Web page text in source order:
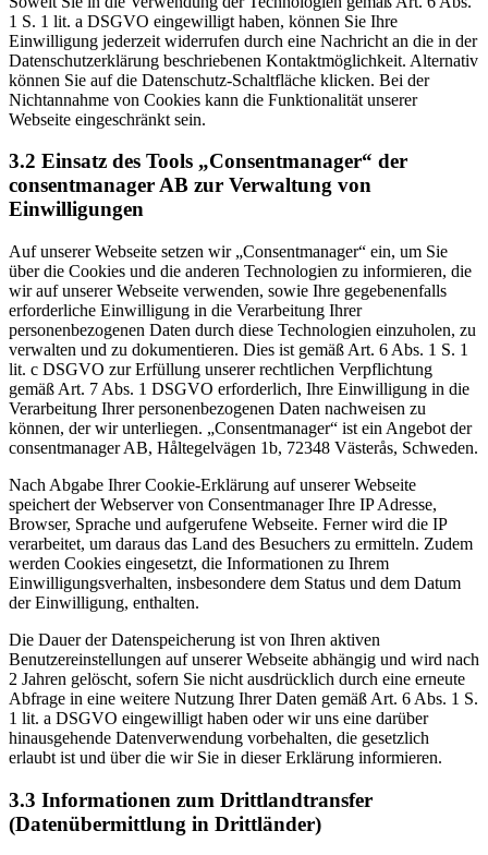
1 S. 1 lit. a DSGVO eingewilligt haben, können Sie Ihre
Einwilligung jederzeit widerrufen durch eine Nachricht an die in der
Datenschutzerklärung beschriebenen Kontaktmöglichkeit. Alternativ
können Sie auf die Datenschutz-Schaltfläche klicken. Bei der
Nichtannahme von Cookies kann die Funktionalität unserer
Webseite eingeschränkt sein.
3.2 Einsatz des Tools „Consentmanager“ der
consentmanager AB zur Verwaltung von
Einwilligungen
Auf unserer Webseite setzen wir „Consentmanager“ ein, um Sie
über die Cookies und die anderen Technologien zu informieren, die
wir auf unserer Webseite verwenden, sowie Ihre gegebenenfalls
erforderliche Einwilligung in die Verarbeitung Ihrer
personenbezogenen Daten durch diese Technologien einzuholen, zu
verwalten und zu dokumentieren. Dies ist gemäß Art. 6 Abs. 1 S. 1
lit. c DSGVO zur Erfüllung unserer rechtlichen Verpflichtung
gemäß Art. 7 Abs. 1 DSGVO erforderlich, Ihre Einwilligung in die
Verarbeitung Ihrer personenbezogenen Daten nachweisen zu
können, der wir unterliegen. „Consentmanager“ ist ein Angebot der
consentmanager AB, Håltegelvägen 1b, 72348 Västerås, Schweden.
Nach Abgabe Ihrer Cookie-Erklärung auf unserer Webseite
speichert der Webserver von Consentmanager Ihre IP Adresse,
Browser, Sprache und aufgerufene Webseite. Ferner wird die IP
verarbeitet, um daraus das Land des Besuchers zu ermitteln. Zudem
werden Cookies eingesetzt, die Informationen zu Ihrem
Einwilligungsverhalten, insbesondere dem Status und dem Datum
der Einwilligung, enthalten.
Die Dauer der Datenspeicherung ist von Ihren aktiven
Benutzereinstellungen auf unserer Webseite abhängig und wird nach
2 Jahren gelöscht, sofern Sie nicht ausdrücklich durch eine erneute
Abfrage in eine weitere Nutzung Ihrer Daten gemäß Art. 6 Abs. 1 S.
1 lit. a DSGVO eingewilligt haben oder wir uns eine darüber
hinausgehende Datenverwendung vorbehalten, die gesetzlich
erlaubt ist und über die wir Sie in dieser Erklärung informieren.
3.3 Informationen zum Drittlandtransfer
(Datenübermittlung in Drittländer)